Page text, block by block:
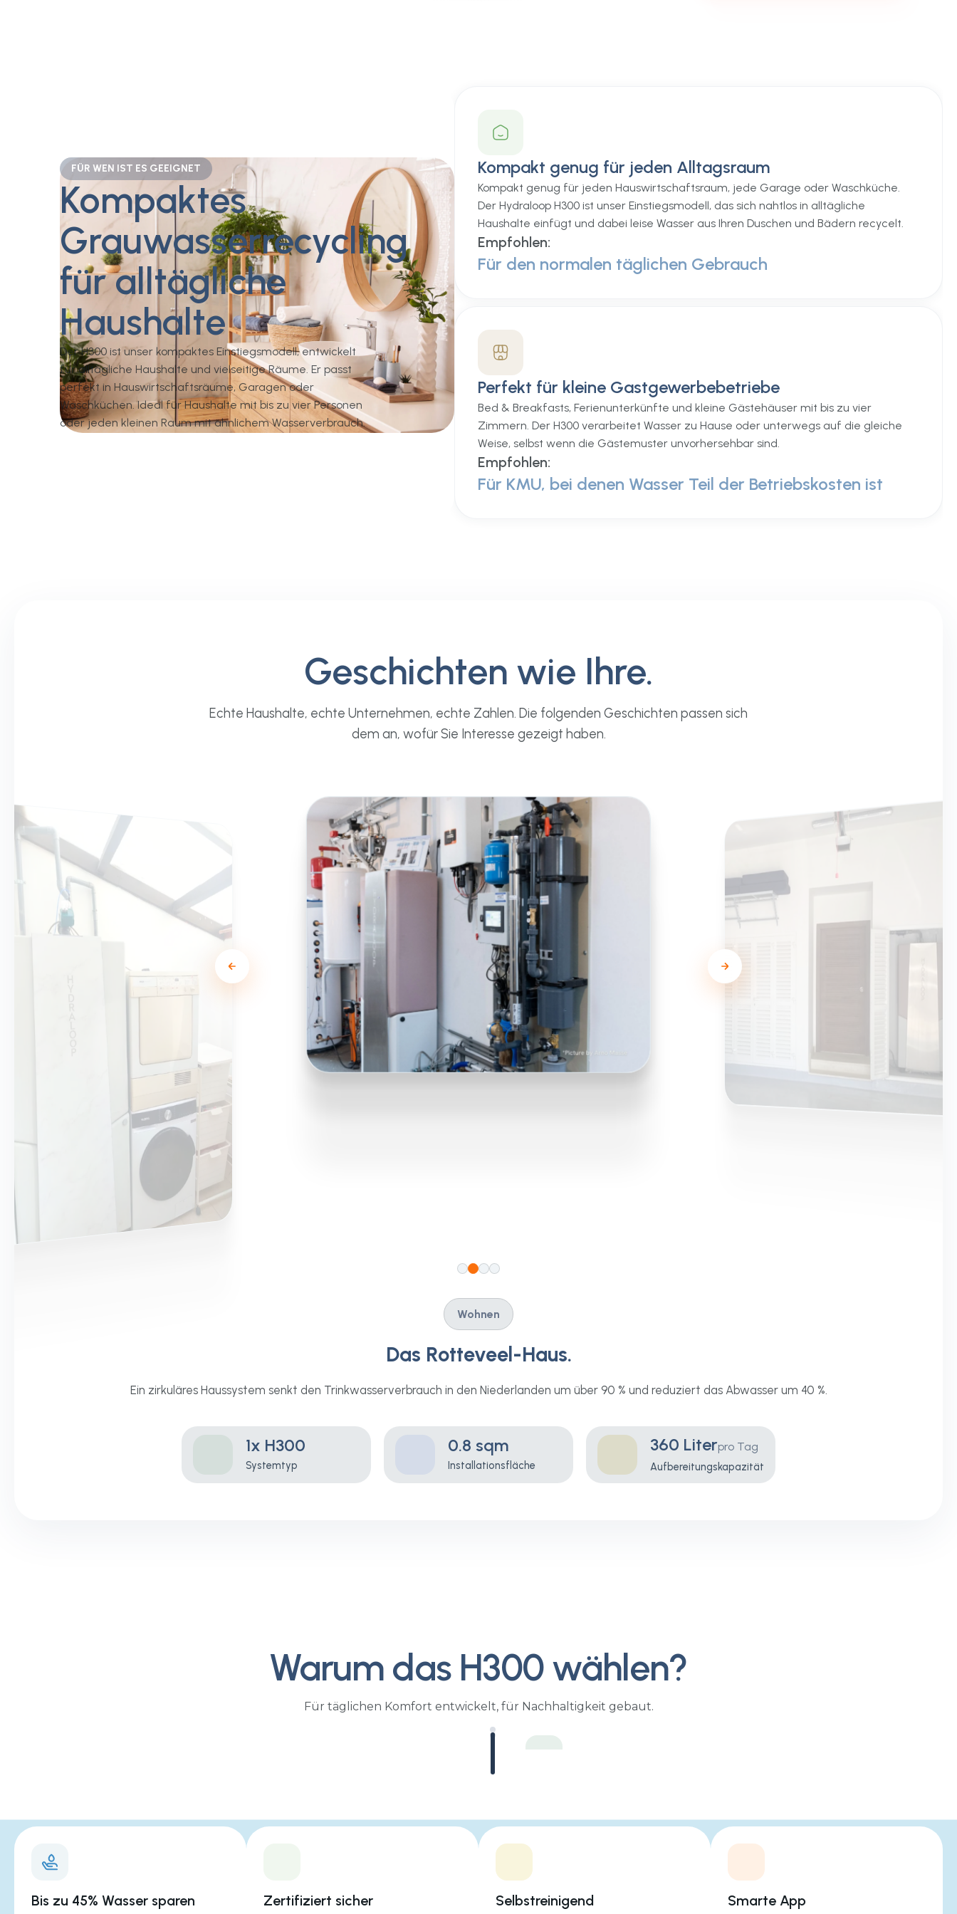
FÜR WEN IST ES GEEIGNET
Kompaktes
Grauwasserrecycling
für alltägliche
Haushalte
Der H300 ist unser kompaktes Einstiegsmodell, entwickelt
für alltägliche Haushalte und vielseitige Räume. Er passt
perfekt in Hauswirtschaftsräume, Garagen oder
Waschküchen. Ideal für Haushalte mit bis zu vier Personen
oder jeden kleinen Raum mit ähnlichem Wasserverbrauch.
Kompakt genug für jeden Alltagsraum
Kompakt genug für jeden Hauswirtschaftsraum, jede Garage oder Waschküche.
Der Hydraloop H300 ist unser Einstiegsmodell, das sich nahtlos in alltägliche
Haushalte einfügt und dabei leise Wasser aus Ihren Duschen und Bädern recycelt.
Empfohlen:
Für den normalen täglichen Gebrauch
Perfekt für kleine Gastgewerbebetriebe
Bed & Breakfasts, Ferienunterkünfte und kleine Gästehäuser mit bis zu vier
Zimmern. Der H300 verarbeitet Wasser zu Hause oder unterwegs auf die gleiche
Weise, selbst wenn die Gästemuster unvorhersehbar sind.
Empfohlen:
Für KMU, bei denen Wasser Teil der Betriebskosten ist
Geschichten wie Ihre.
Echte Haushalte, echte Unternehmen, echte Zahlen. Die folgenden Geschichten passen sich
dem an, wofür Sie Interesse gezeigt haben.
1x H300
Systemtyp
0.8 sqm
Installationsfläche
360 Literpro Tag
Aufbereitungskapazität
Wohnen
Das Rotteveel-Haus.
Ein zirkuläres Haussystem senkt den Trinkwasserverbrauch in den Niederlanden um über 90 % und reduziert das Abwasser um 40 %.
Warum das H300 wählen?
Für täglichen Komfort entwickelt, für Nachhaltigkeit gebaut.
Reinigungskapazität
360 Liter pro Tag
Bis zu 45% Wasser sparen Zertifiziert sicher Selbstreinigend Smarte App